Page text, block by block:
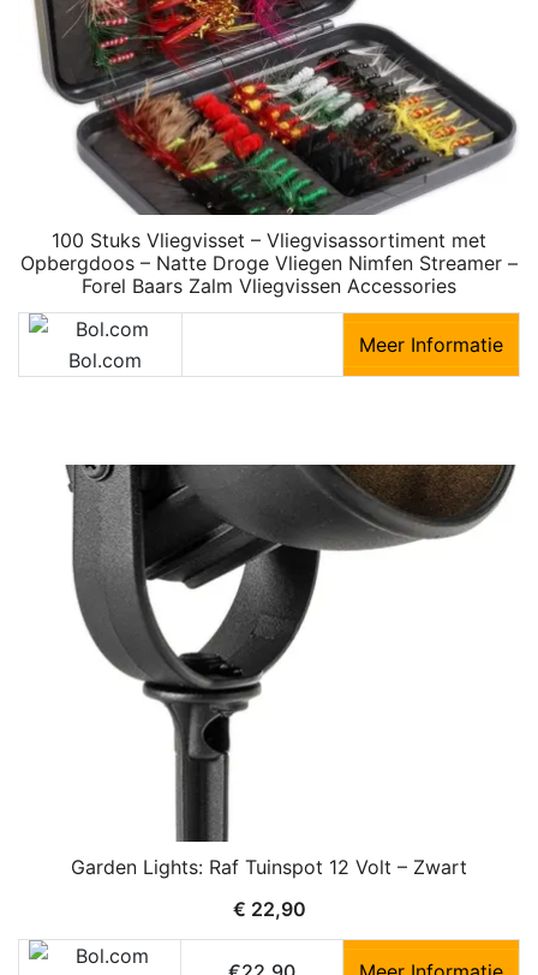
100 Stuks Vliegvisset – Vliegvisassortiment met
Opbergdoos – Natte Droge Vliegen Nimfen Streamer –
Forel Baars Zalm Vliegvissen Accessories
Bol.com
Meer Informatie
Garden Lights: Raf Tuinspot 12 Volt – Zwart
€ 22,90